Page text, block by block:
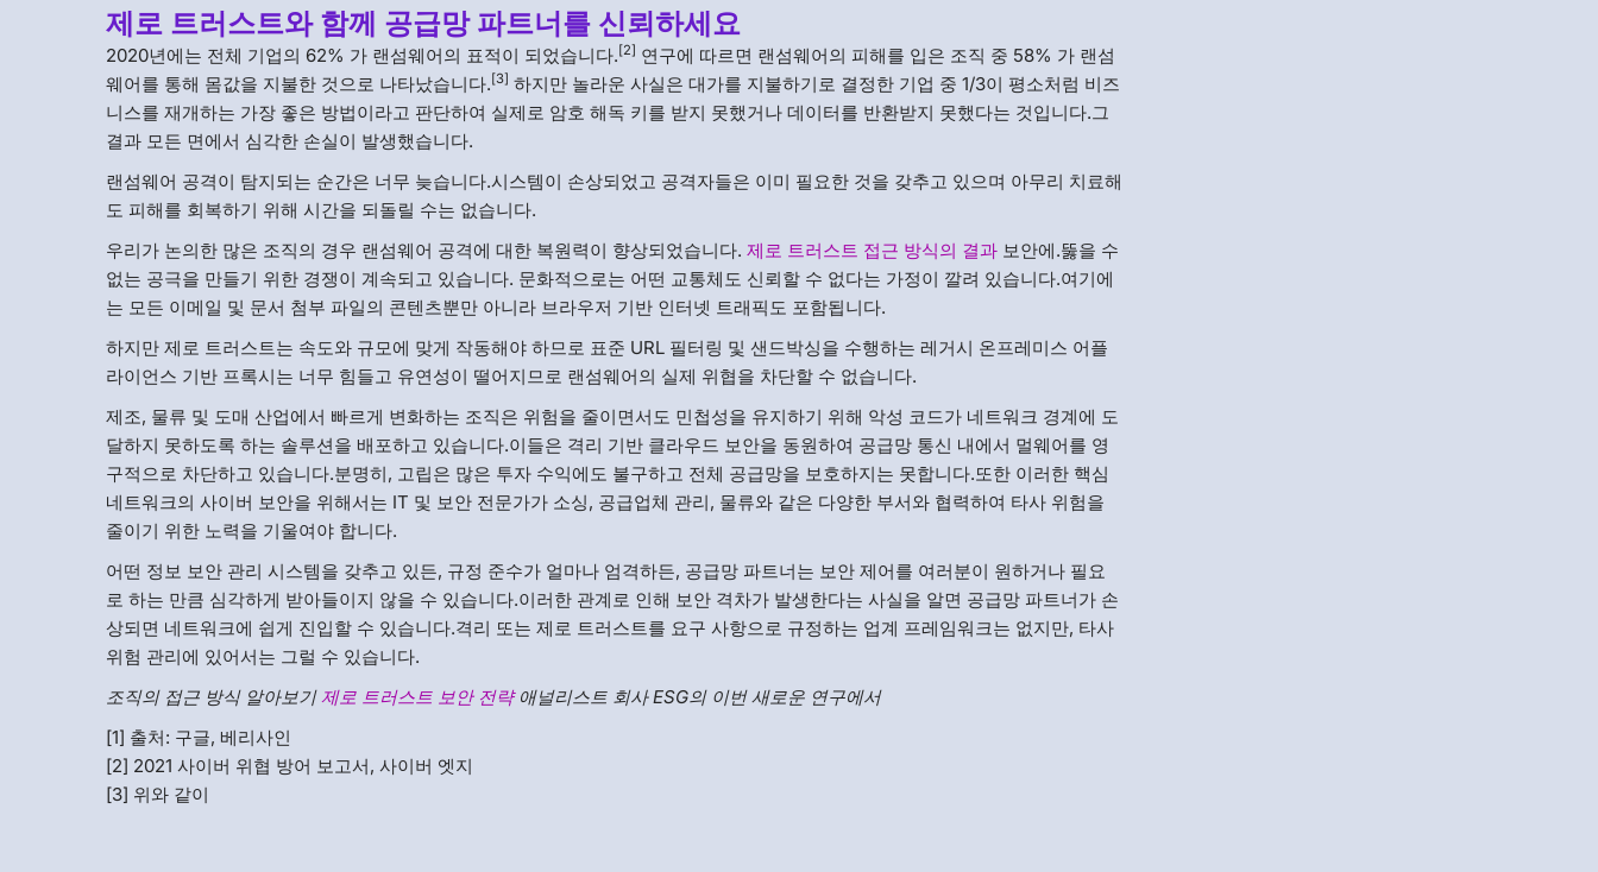
제로 트러스트와 함께 공급망 파트너를 신뢰하세요
2020년에는 전체 기업의 62% 가 랜섬웨어의 표적이 되었습니다.[2] 연구에 따르면 랜섬웨어의 피해를 입은 조직 중 58% 가 랜섬
웨어를 통해 몸값을 지불한 것으로 나타났습니다.[3] 하지만 놀라운 사실은 대가를 지불하기로 결정한 기업 중 1/3이 평소처럼 비즈
니스를 재개하는 가장 좋은 방법이라고 판단하여 실제로 암호 해독 키를 받지 못했거나 데이터를 반환받지 못했다는 것입니다.그
결과 모든 면에서 심각한 손실이 발생했습니다.
랜섬웨어 공격이 탐지되는 순간은 너무 늦습니다.시스템이 손상되었고 공격자들은 이미 필요한 것을 갖추고 있으며 아무리 치료해
도 피해를 회복하기 위해 시간을 되돌릴 수는 없습니다.
우리가 논의한 많은 조직의 경우 랜섬웨어 공격에 대한 복원력이 향상되었습니다.제로 트러스트 접근 방식의 결과 보안에.뚫을 수
없는 공극을 만들기 위한 경쟁이 계속되고 있습니다. 문화적으로는 어떤 교통체도 신뢰할 수 없다는 가정이 깔려 있습니다.여기에
는 모든 이메일 및 문서 첨부 파일의 콘텐츠뿐만 아니라 브라우저 기반 인터넷 트래픽도 포함됩니다.
하지만 제로 트러스트는 속도와 규모에 맞게 작동해야 하므로 표준 URL 필터링 및 샌드박싱을 수행하는 레거시 온프레미스 어플
라이언스 기반 프록시는 너무 힘들고 유연성이 떨어지므로 랜섬웨어의 실제 위협을 차단할 수 없습니다.
제조, 물류 및 도매 산업에서 빠르게 변화하는 조직은 위험을 줄이면서도 민첩성을 유지하기 위해 악성 코드가 네트워크 경계에 도
달하지 못하도록 하는 솔루션을 배포하고 있습니다.이들은 격리 기반 클라우드 보안을 동원하여 공급망 통신 내에서 멀웨어를 영
구적으로 차단하고 있습니다.분명히, 고립은 많은 투자 수익에도 불구하고 전체 공급망을 보호하지는 못합니다.또한 이러한 핵심
네트워크의 사이버 보안을 위해서는 IT 및 보안 전문가가 소싱, 공급업체 관리, 물류와 같은 다양한 부서와 협력하여 타사 위험을
줄이기 위한 노력을 기울여야 합니다.
어떤 정보 보안 관리 시스템을 갖추고 있든, 규정 준수가 얼마나 엄격하든, 공급망 파트너는 보안 제어를 여러분이 원하거나 필요
로 하는 만큼 심각하게 받아들이지 않을 수 있습니다.이러한 관계로 인해 보안 격차가 발생한다는 사실을 알면 공급망 파트너가 손
상되면 네트워크에 쉽게 진입할 수 있습니다.격리 또는 제로 트러스트를 요구 사항으로 규정하는 업계 프레임워크는 없지만, 타사
위험 관리에 있어서는 그럴 수 있습니다.
조직의 접근 방식 알아보기제로 트러스트 보안 전략애널리스트 회사 ESG의 이번 새로운 연구에서
[1] 출처: 구글, 베리사인
[2] 2021 사이버 위협 방어 보고서, 사이버 엣지
[3] 위와 같이